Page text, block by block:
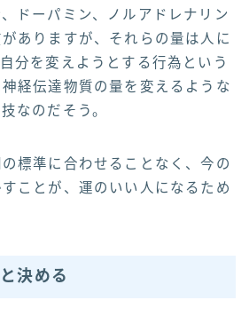
ドーパミン、ノルアドレナリン
ありますが、それらの量は人に
分を変えようとする行為という
経伝達物質の量を変えるような
なのだそう。
標準に合わせることなく、今の
ことが、運のいい人になるため
決める